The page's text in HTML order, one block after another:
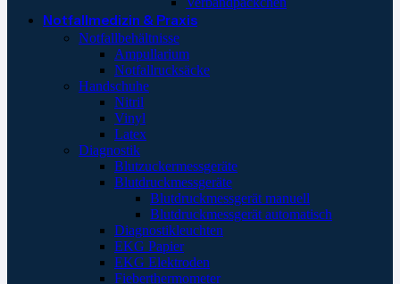
Notfallmedizin & Praxis
Notfallbehältnisse
Ampullarium
Notfallrucksäcke
Handschuhe
Nitril
Vinyl
Latex
Diagnostik
Blutzuckermessgeräte
Blutdruckmessgeräte
Blutdruckmessgerät manuell
Blutdruckmessgerät automatisch
Diagnostikleuchten
EKG Papier
EKG Elektroden
Fieberthermometer